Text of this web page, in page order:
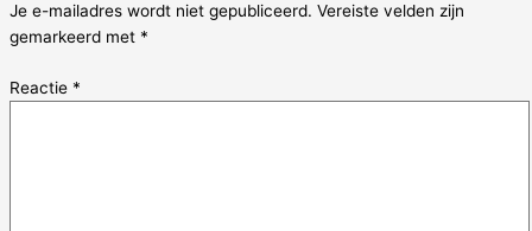
Je e-mailadres wordt niet gepubliceerd. Vereiste velden zijn
gemarkeerd met *
Reactie *